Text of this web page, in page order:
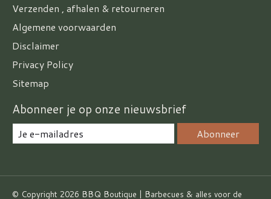
Verzenden , afhalen & retourneren
Algemene voorwaarden
Disclaimer
Privacy Policy
Sitemap
Abonneer je op onze nieuwsbrief
Abonneer
© Copyright 2026 BBQ Boutique | Barbecues & alles voor de